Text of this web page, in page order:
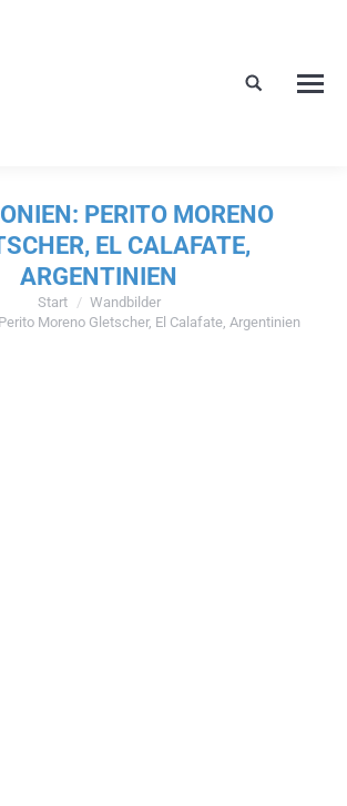
PERITO MORENO
EL CALAFATE,
ARGENTINIEN
Start
Wandbilder
Moreno Gletscher, El Calafate, Argentinien